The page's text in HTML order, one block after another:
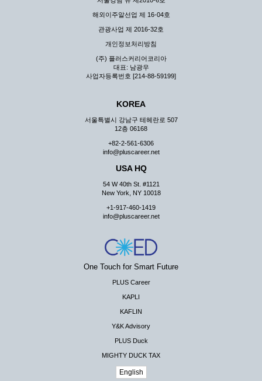
해외이주알선업 제 16-04호
관광사업 제 2016-32호
개인정보처리방침
(주) 플러스커리어코리아
대표: 남광우
사업자등록번호 [214-88-59199]
KOREA
서울특별시 강남구 테헤란로 507
12층 06168
+82-2-561-6306
info@pluscareer.net
USA HQ
54 W 40th St. #1121
New York, NY 10018
+1-917-460-1419
info@pluscareer.net
One Touch for Smart Future
PLUS Career
KAPLI
KAFLIN
Y&K Advisory
PLUS Duck
MIGHTY DUCK TAX
English